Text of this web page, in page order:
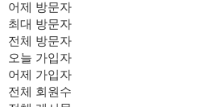
어제 방문자
최대 방문자
전체 방문자
오늘 가입자
어제 가입자
전체 회원수